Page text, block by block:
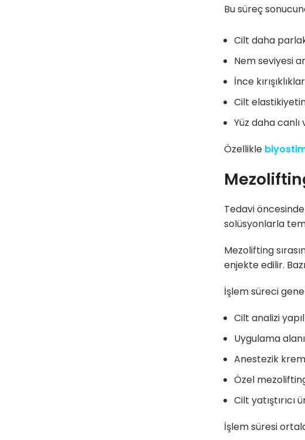
Bu süreç
Cilt daha
Nem seviyesi
İnce
Cilt
Yüz daha
Özellikle
Tedavi
solüsyonlarla
Mezolifting
enjekte edilir.
İşlem süreci
Cilt analizi
Uygulama
Anestezik
Özel
Cilt yatıştırıcı
İşlem süresi